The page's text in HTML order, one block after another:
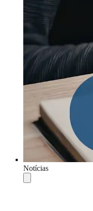
Notícias
Compartilhar